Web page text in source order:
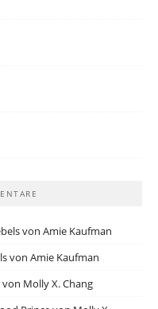
von Amie Kaufman
von Amie Kaufman
Molly X. Chang